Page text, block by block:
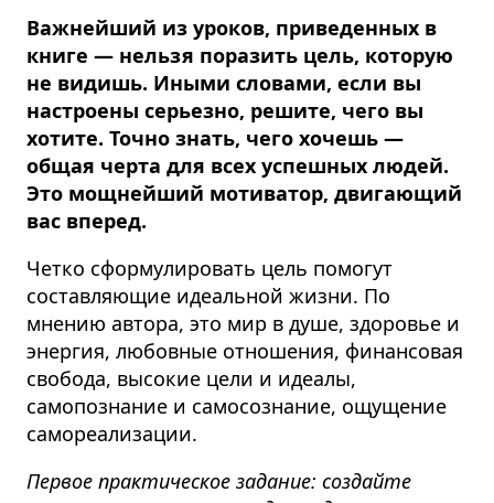
Важнейший из уроков, приведенных в
книге — нельзя поразить цель, которую
не видишь. Иными словами, если вы
настроены серьезно, решите, чего вы
хотите. Точно знать, чего хочешь —
общая черта для всех успешных людей.
Это мощнейший мотиватор, двигающий
вас вперед.
Четко сформулировать цель помогут
составляющие идеальной жизни. По
мнению автора, это мир в душе, здоровье и
энергия, любовные отношения, финансовая
свобода, высокие цели и идеалы,
самопознание и самосознание, ощущение
самореализации.
Первое практическое задание: создайте